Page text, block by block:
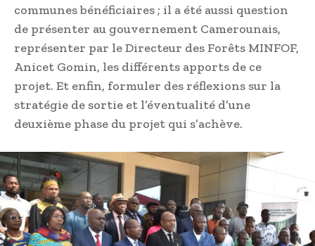
communes bénéficiaires ; il a été aussi question
de présenter au gouvernement Camerounais,
représenter par le Directeur des Forêts MINFOF,
Anicet Gomin, les différents apports de ce
projet. Et enfin, formuler des réflexions sur la
stratégie de sortie et l’éventualité d’une
deuxième phase du projet qui s’achève.